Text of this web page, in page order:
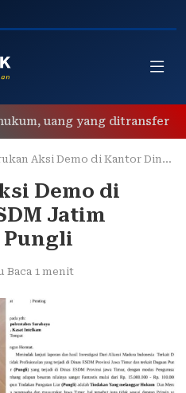
uang yang ditransfer ke
Demo di Kantor Dinas ESDM Jatim Terkait Dugaan Pungli
Demo di
Jatim
Pungli
Baca 1 menit